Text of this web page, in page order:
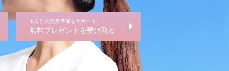
あなたの起業準備をサポート!
無料プレゼントを受け取る